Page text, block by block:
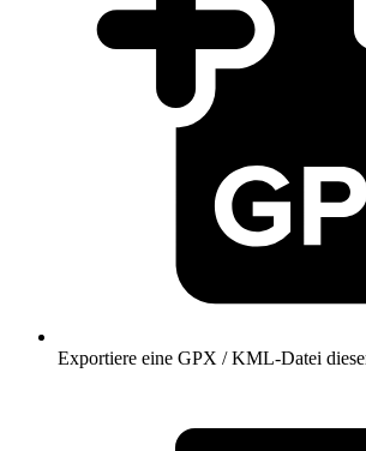
Exportiere eine GPX / KML-Datei